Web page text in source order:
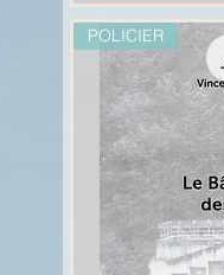
POLICIER